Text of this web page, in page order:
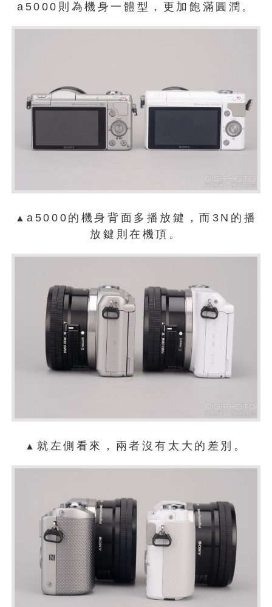
a5000則為機身一體型，更加飽滿圓潤。
▲a5000的機身背面多播放鍵，而3N的播
放鍵則在機頂。
▲ 就左側看來，兩者沒有太大的差別。